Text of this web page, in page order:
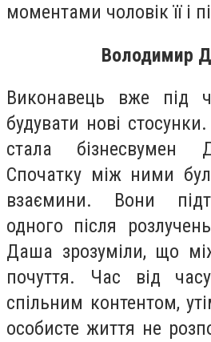
моментами чоловік її і
Володимир
Виконавець вже під
будувати нові
стала бізнесвумен
Спочатку між ними
взаємини. Вони
одного після
Даша зрозуміли, що
почуття. Час від
спільним контентом,
особисте життя не